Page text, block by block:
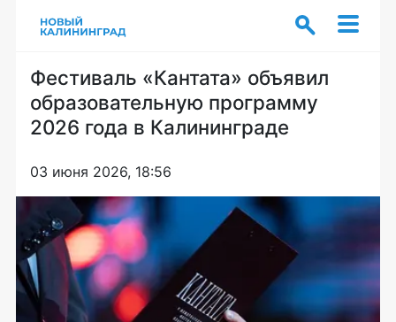
Фестиваль «Кантата» объявил
образовательную программу
2026 года в Калининграде
03 июня 2026, 18:56